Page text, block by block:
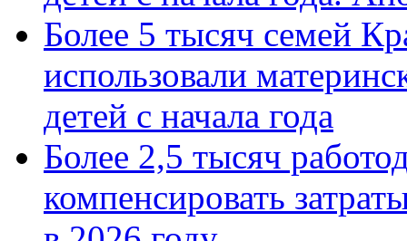
Более 5 тысяч семей
использовали
детей с начала года
Более 2,5 тысяч
компенсировать